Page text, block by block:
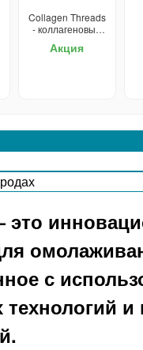
Collagen Threads
- коллагеновые
подтяжки лица
Акция
с